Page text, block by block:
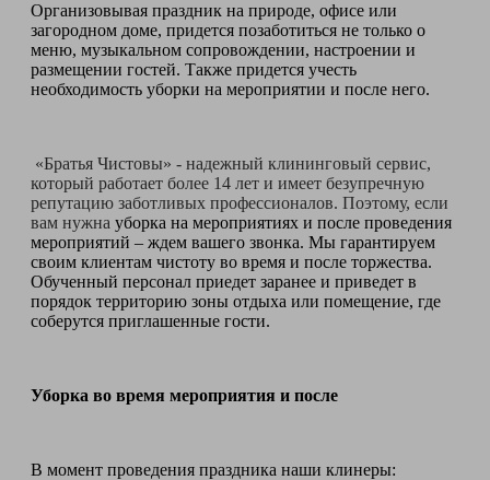
Организовывая праздник на природе, офисе или
загородном доме, придется позаботиться не только о
меню, музыкальном сопровождении, настроении и
размещении гостей. Также придется учесть
необходимость уборки на мероприятии и после него.
«Братья Чистовы» - надежный клининговый сервис,
который работает более 14 лет и имеет безупречную
репутацию заботливых профессионалов. Поэтому, если
вам нужна уборка на мероприятиях и после проведения
мероприятий – ждем вашего звонка. Мы гарантируем
своим клиентам чистоту во время и после торжества.
Обученный персонал приедет заранее и приведет в
порядок территорию зоны отдыха или помещение, где
соберутся приглашенные гости.
Уборка во время мероприятия и после
В момент проведения праздника наши клинеры: